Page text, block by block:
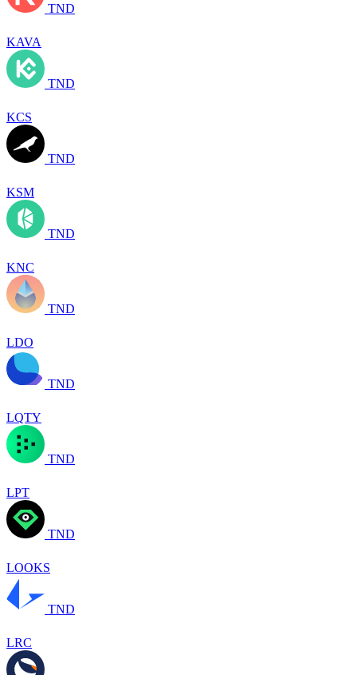
TND
KAVA
TND
KCS
TND
KSM
TND
KNC
TND
LDO
TND
LQTY
TND
LPT
TND
LOOKS
TND
LRC